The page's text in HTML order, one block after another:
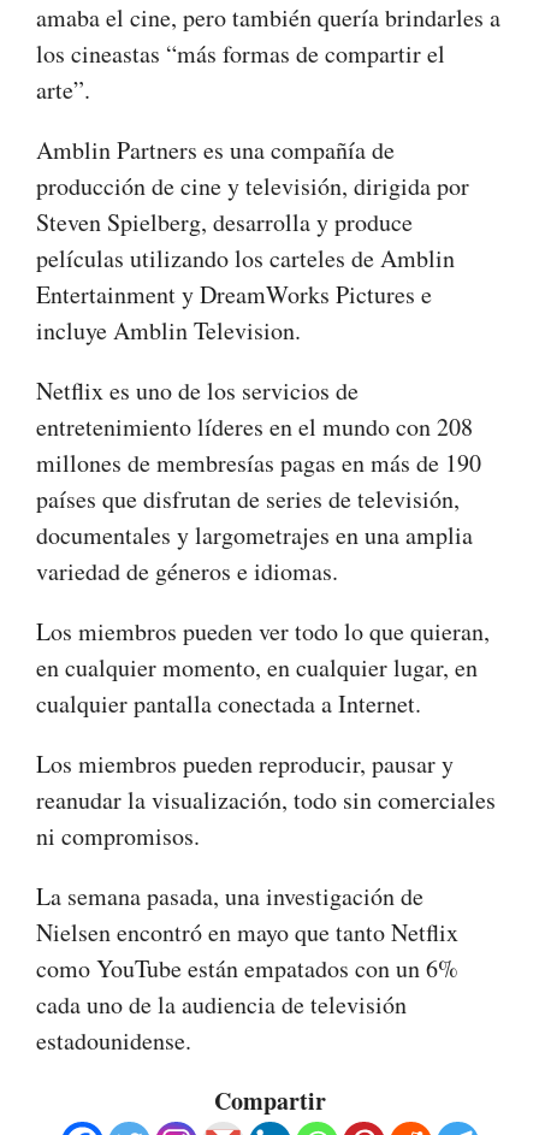
amaba el cine, pero también quería brindarles a
los cineastas “más formas de compartir el
arte”.
Amblin Partners es una compañía de
producción de cine y televisión, dirigida por
Steven Spielberg, desarrolla y produce
películas utilizando los carteles de Amblin
Entertainment y DreamWorks Pictures e
incluye Amblin Television.
Netflix es uno de los servicios de
entretenimiento líderes en el mundo con 208
millones de membresías pagas en más de 190
países que disfrutan de series de televisión,
documentales y largometrajes en una amplia
variedad de géneros e idiomas.
Los miembros pueden ver todo lo que quieran,
en cualquier momento, en cualquier lugar, en
cualquier pantalla conectada a Internet.
Los miembros pueden reproducir, pausar y
reanudar la visualización, todo sin comerciales
ni compromisos.
La semana pasada, una investigación de
Nielsen encontró en mayo que tanto Netflix
como YouTube están empatados con un 6%
cada uno de la audiencia de televisión
estadounidense.
Compartir